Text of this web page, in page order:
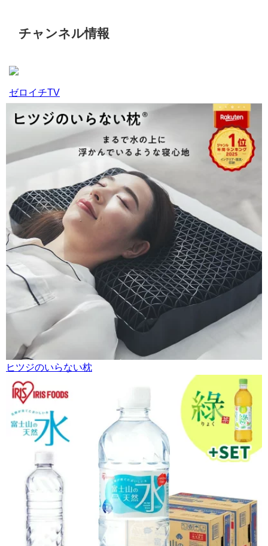
チャンネル情報
ゼロイチTV
ヒツジのいらない枕